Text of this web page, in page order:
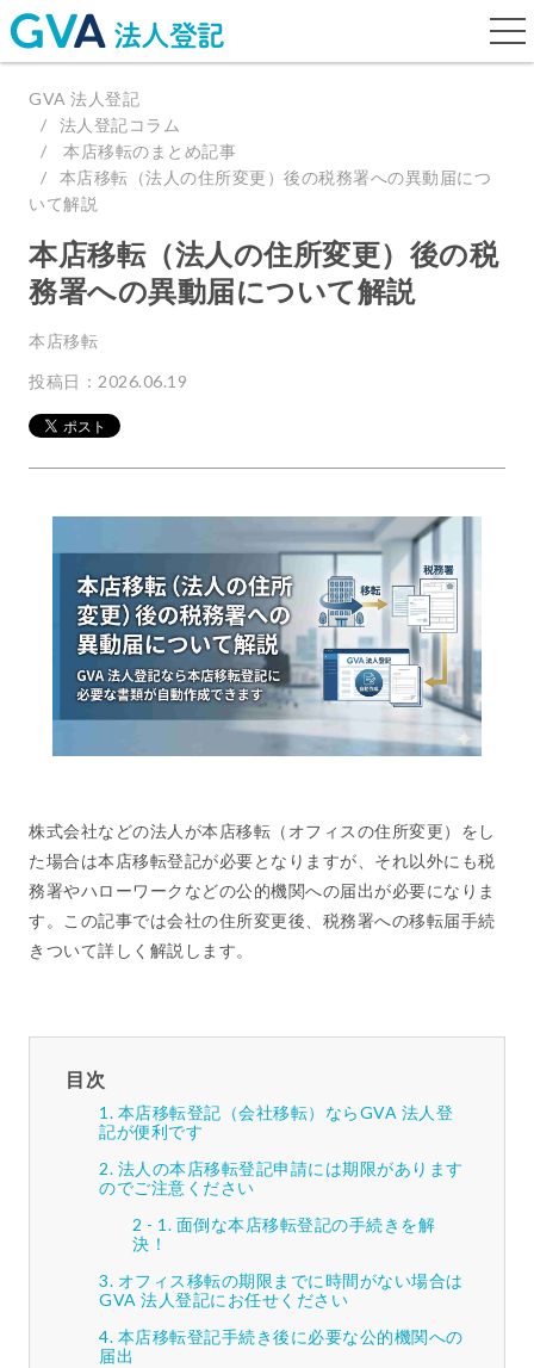
GVA 法人登記
法人登記コラム
本店移転のまとめ記事
本店移転（法人の住所変更）後の税務署への異動届につ
いて解説
本店移転（法人の住所変更）後の税
務署への異動届について解説
本店移転
投稿日：2026.06.19
株式会社などの法人が本店移転（オフィスの住所変更）をし
た場合は本店移転登記が必要となりますが、それ以外にも税
務署やハローワークなどの公的機関への届出が必要になりま
す。この記事では会社の住所変更後、税務署への移転届手続
きついて詳しく解説します。
目次
本店移転登記（会社移転）ならGVA 法人登
記が便利です
法人の本店移転登記申請には期限があります
のでご注意ください
面倒な本店移転登記の手続きを解
決！
オフィス移転の期限までに時間がない場合は
GVA 法人登記にお任せください
本店移転登記手続き後に必要な公的機関への
届出